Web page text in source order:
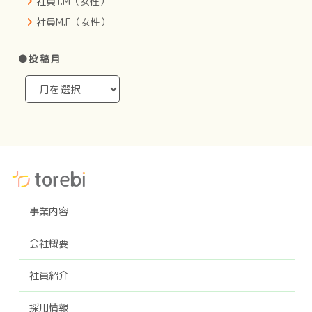
社員M.F（女性）
●投稿月
事業内容
会社概要
社員紹介
採用情報